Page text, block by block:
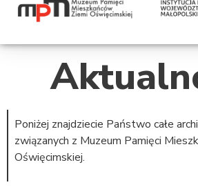
Poniżej znajdziecie Państwo całe
związanych z Muzeum Pamięci
Oświęcimskiej.